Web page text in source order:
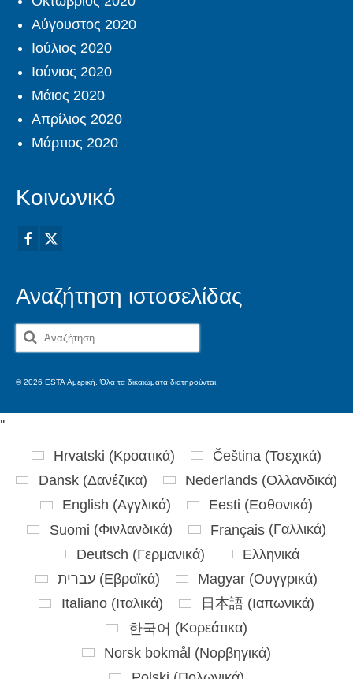
Αύγουστος 2020
Ιούλιος 2020
Ιούνιος 2020
Μάιος 2020
Απρίλιος 2020
Μάρτιος 2020
Κοινωνικό
Αναζήτηση ιστοσελίδας
Αναζήτηση
για:
© 2026 ESTA Αμερική. Όλα τα δικαιώματα διατηρούνται.
''
Hrvatski (Κροατικά) Čeština (Τσεχικά)
Dansk(Δανέζικα) Nederlands(Ολλανδικά)
English (Αγγλικά) Eesti (Εσθονικά)
Suomi (Φινλανδικά) Français(Γαλλικά)
Deutsch (Γερμανικά)
Ελληνικά
עברית (Εβραϊκά) Magyar (Ουγγρικά)
Italiano(Ιταλικά) 日本語(Ιαπωνικά)
한국어 (Κορεάτικα)
Norsk bokmål (Νορβηγικά)